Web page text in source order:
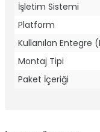
İşletim Sistemi
Platform
Kullanılan Entegre
Montaj Tipi
Paket İçeriği